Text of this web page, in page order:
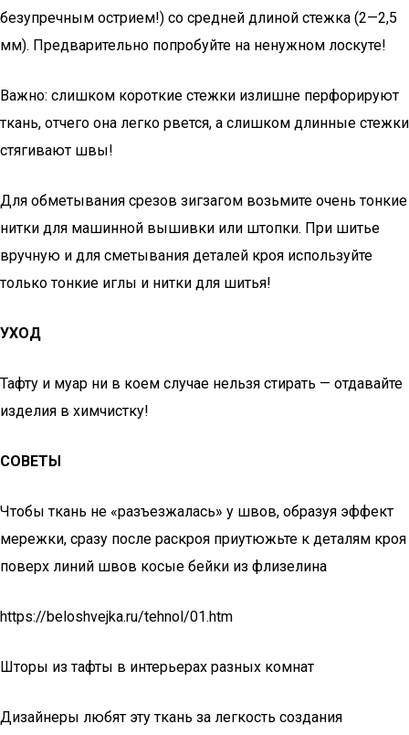
безупречным острием!) со средней длиной стежка (2—2,5
мм). Предварительно попробуйте на ненужном лоскуте!
Важно: слишком короткие стежки излишне перфорируют
ткань, отчего она легко рвется, а слишком длинные стежки
стягивают швы!
Для обметывания срезов зигзагом возьмите очень тонкие
нитки для машинной вышивки или штопки. При шитье
вручную и для сметывания деталей кроя используйте
только тонкие иглы и нитки для шитья!
УХОД
Тафту и муар ни в коем случае нельзя стирать — отдавайте
изделия в химчистку!
СОВЕТЫ
Чтобы ткань не «разъезжалась» у швов, образуя эффект
мережки, сразу после раскроя приутюжьте к деталям кроя
поверх линий швов косые бейки из флизелина
https://beloshvejka.ru/tehnol/01.htm
Шторы из тафты в интерьерах разных комнат
Дизайнеры любят эту ткань за легкость создания